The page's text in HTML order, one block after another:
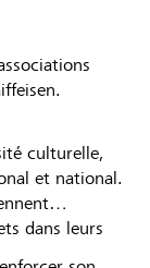
culturelle,
et national.
dans leurs